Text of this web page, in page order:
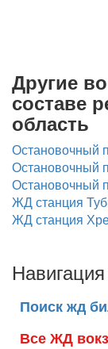
Другие
составе
область
Остановочный
Остановочный
Остановочный
ЖД станция
ЖД станция
Навигация
Поиск жд
Все ЖД